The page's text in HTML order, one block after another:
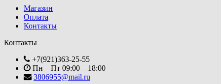
Магазин
Оплата
Контакты
Контакты
+7(921)363-25-55
Пн—Пт 09:00—18:00
3806955@mail.ru